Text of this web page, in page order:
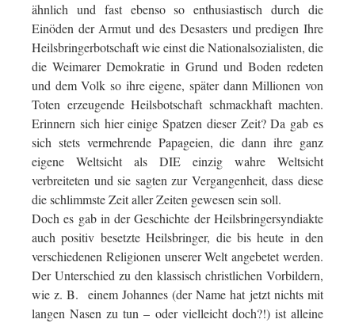
ähnlich und fast ebenso so enthusiastisch durch die
Einöden der Armut und des Desasters und predigen Ihre
Heilsbringerbotschaft wie einst die Nationalsozialisten, die
die Weimarer Demokratie in Grund und Boden redeten
und dem Volk so ihre eigene, später dann Millionen von
Toten erzeugende Heilsbotschaft schmackhaft machten.
Erinnern sich hier einige Spatzen dieser Zeit? Da gab es
sich stets vermehrende Papageien, die dann ihre ganz
eigene Weltsicht als DIE einzig wahre Weltsicht
verbreiteten und sie sagten zur Vergangenheit, dass diese
die schlimmste Zeit aller Zeiten gewesen sein soll.
Doch es gab in der Geschichte der Heilsbringersyndiakte
auch positiv besetzte Heilsbringer, die bis heute in den
verschiedenen Religionen unserer Welt angebetet werden.
Der Unterschied zu den klassisch christlichen Vorbildern,
wie z. B. einem Johannes (der Name hat jetzt nichts mit
langen Nasen zu tun – oder vielleicht doch?!) ist alleine